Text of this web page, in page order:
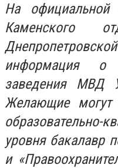
На официальной
Каменского
информация
заведения МВД
Желающие могут
образовательно-
уровня бакалавр
и